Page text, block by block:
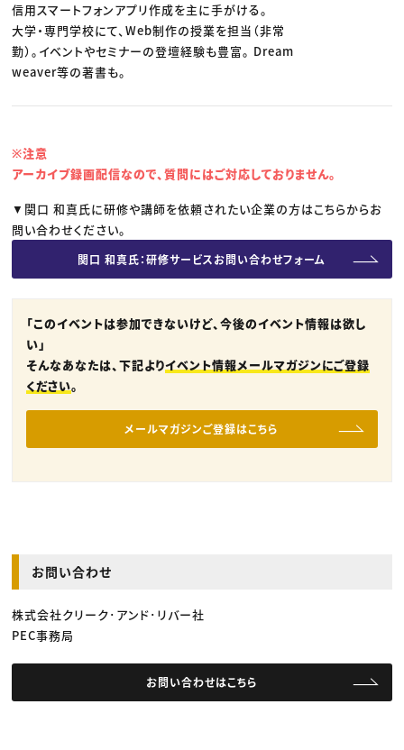
信用スマートフォンアプリ作成を主に手がける。
大学・専門学校にて、Web制作の授業を担当（非常
勤）。イベントやセミナーの登壇経験も豊富。 Dream
weaver等の著書も。
※注意
アーカイブ録画配信なので、質問にはご対応しておりません。
▼関口 和真氏に研修や講師を依頼されたい企業の方はこちらからお
問い合わせください。
関口 和真氏：研修サービスお問い合わせフォーム
「このイベントは参加できないけど、今後のイベント情報は欲し
い」
そんなあなたは、下記よりイベント情報メールマガジンにご登録
ください。
メールマガジンご登録はこちら
お問い合わせ
株式会社クリーク･アンド･リバー社
PEC事務局
お問い合わせはこちら